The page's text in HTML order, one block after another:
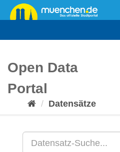
Überspringen
zum
Open Data
Portal
Datensätze